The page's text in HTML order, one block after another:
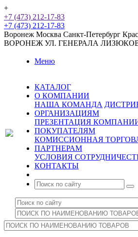
+
+7 (473) 212-17-83
+7 (473) 212-17-83
Воронеж Москва Санкт-Петербург
ВОРОНЕЖ УЛ. ГЕНЕРАЛА
Меню
КАТАЛОГ
О КОМПАНИИ
НАША КОМАНДА
ОРГАНИЗАЦИЯМ
ПРЕЗЕНТАЦИЯ
ПОКУПАТЕЛЯМ
КОМИССИОННАЯ
ПАРТНЕРАМ
УСЛОВИЯ
КОНТАКТЫ